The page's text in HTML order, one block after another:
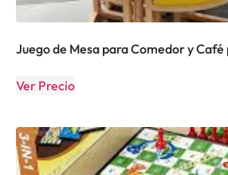
Juego de Mesa para Comedor y
Ver Precio